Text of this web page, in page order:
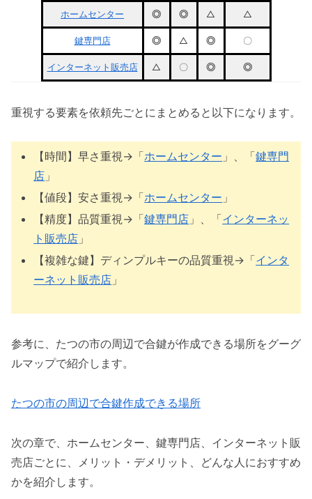
ホームセンター ◎ ◎ △ △
鍵専門店 ◎ △ ◎ 〇
インターネット販売店 △ 〇 ◎ ◎
重視する要素を依頼先ごとにまとめると以下になります。
【時間】早さ重視→「ホームセンター 」、「鍵専門
店 」
【値段】安さ重視→「ホームセンター 」
【精度】品質重視→「鍵専門店 」、「インターネッ
ト販売店 」
【複雑な鍵】ディンプルキーの品質重視→「インタ
ーネット販売店 」
参考に、たつの市の周辺で合鍵が作成できる場所をグーグ
ルマップで紹介します。
たつの市の周辺で合鍵作成できる場所
次の章で、ホームセンター、鍵専門店、インターネット販
売店ごとに、メリット・デメリット、どんな人におすすめ
かを紹介します。